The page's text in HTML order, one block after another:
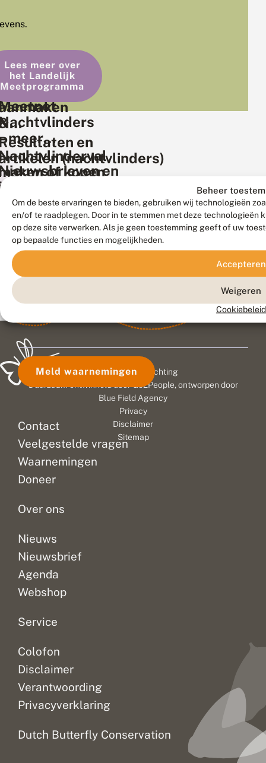
Beheer
Om de beste ervaringen te bieden, gebruiken wij technologieën
en/of te raadplegen. Door in te stemmen met deze technologieën
op deze site verwerken. Als je geen toestemming geeft of uw
op bepaalde functies en mogelijkheden.
Accepteren
Weigeren
Cookiebeleid
Lees meer over
het Landelijk
Meetprogramma
meer
en
(nachtvlinders)
of kopenen
Nachtvlinders
Contact
Veelgestelde vragen
Waarnemingen
Doneer
Over ons
Nieuws
Nieuwsbrief
Agenda
Webshop
Service
Colofon
Disclaimer
Verantwoording
Privacyverklaring
Dutch Butterfly Conservation
Meld waarnemingen
© 2026 Vlinderstichting
Duurzaam ontwikkeld door
Go2People, ontworpen door
Blue Field Agency
Privacy
Disclaimer
Sitemap